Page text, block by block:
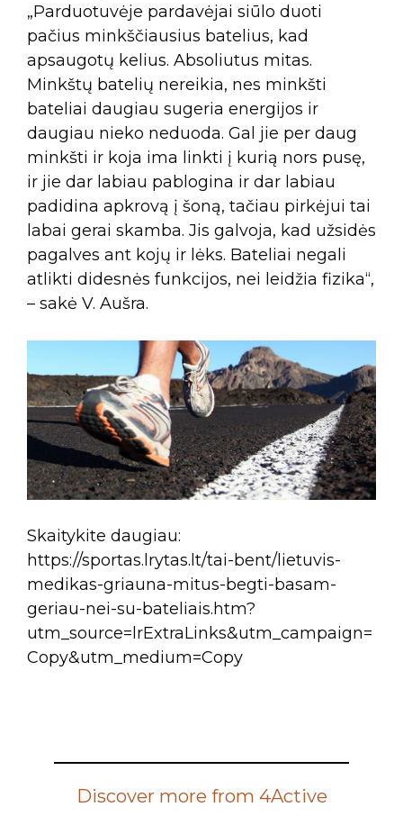
„Parduotuvėje pardavėjai siūlo duoti
pačius minkščiausius batelius, kad
apsaugotų kelius. Absoliutus mitas.
Minkštų batelių nereikia, nes minkšti
bateliai daugiau sugeria energijos ir
daugiau nieko neduoda. Gal jie per daug
minkšti ir koja ima linkti į kurią nors pusę,
ir jie dar labiau pablogina ir dar labiau
padidina apkrovą į šoną, tačiau pirkėjui tai
labai gerai skamba. Jis galvoja, kad užsidės
pagalves ant kojų ir lėks. Bateliai negali
atlikti didesnės funkcijos, nei leidžia fizika“,
– sakė V. Aušra.
Skaitykite daugiau:
https://sportas.lrytas.lt/tai-bent/lietuvis-
medikas-griauna-mitus-begti-basam-
geriau-nei-su-bateliais.htm?
utm_source=lrExtraLinks&utm_campaign=
Copy&utm_medium=Copy
Discover more from 4Active